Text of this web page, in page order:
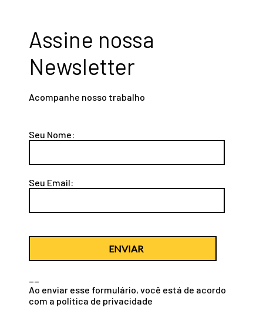
Assine nossa
Newsletter
Acompanhe nosso trabalho
Seu Nome:
Seu Email:
ENVIAR
Ao enviar esse formulário, você está de acordo
com a política de privacidade